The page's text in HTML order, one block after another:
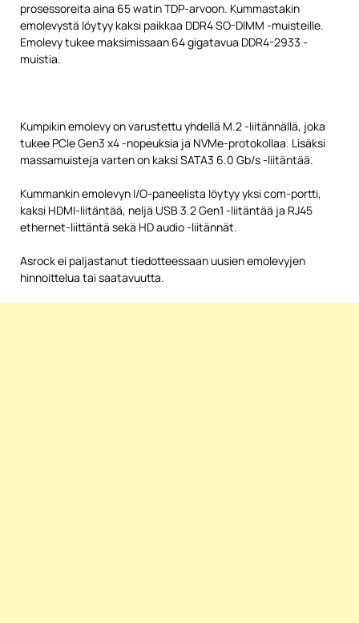
prosessoreita aina 65 watin TDP-arvoon. Kummastakin
emolevystä löytyy kaksi paikkaa DDR4 SO-DIMM -muisteille.
Emolevy tukee maksimissaan 64 gigatavua DDR4-2933 -
muistia.
Kumpikin emolevy on varustettu yhdellä M.2 -liitännällä, joka
tukee PCIe Gen3 x4 -nopeuksia ja NVMe-protokollaa. Lisäksi
massamuisteja varten on kaksi SATA3 6.0 Gb/s -liitäntää.
Kummankin emolevyn I/O-paneelista löytyy yksi com-portti,
kaksi HDMI-liitäntää, neljä USB 3.2 Gen1 -liitäntää ja RJ45
ethernet-liittäntä sekä HD audio -liitännät.
Asrock ei paljastanut tiedotteessaan uusien emolevyjen
hinnoittelua tai saatavuutta.